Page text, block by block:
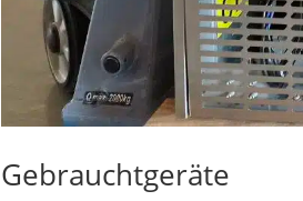
Gebrauchtgeräte